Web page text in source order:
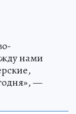
нами
—